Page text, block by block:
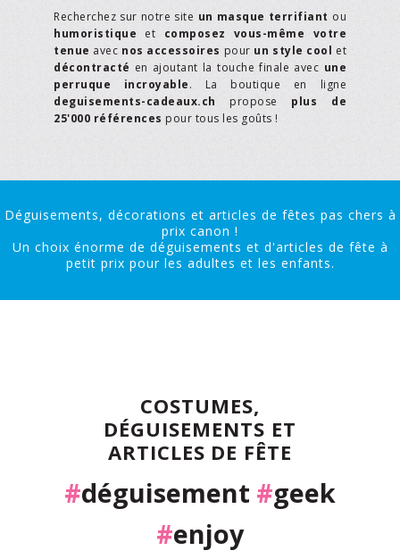
Recherchez sur notre site un masque terrifiant ou
humoristique et composez vous-même votre
tenue avec nos accessoires pour un style cool et
décontracté en ajoutant la touche finale avec une
perruque incroyable. La boutique en ligne
deguisements-cadeaux.ch propose plus de
25'000 références pour tous les goûts !
Déguisements, décorations et articles de fêtes pas chers à
prix canon !
Un choix énorme de déguisements et d'articles de fête à
petit prix pour les adultes et les enfants.
COSTUMES,
DÉGUISEMENTS ET
ARTICLES DE FÊTE
#déguisement #geek
#enjoy